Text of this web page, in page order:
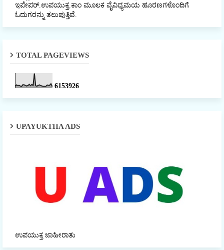
ಇಪೇಪರ್‌.ಉಪಯುಕ್ತ.ಕಾಂ ಮೂಲಕ ವೈವಿಧ್ಯಮಯ ಹೂರಣಗಳೊಂದಿಗೆ
ಓದುಗರನ್ನು ತಲುಪುತ್ತಿವೆ.
TOTAL PAGEVIEWS
6153926
UPAYUKTHA ADS
ಉಪಯುಕ್ತ ಜಾಹೀರಾತು